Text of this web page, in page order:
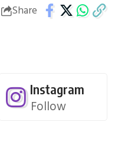
Share
Instagram
Follow